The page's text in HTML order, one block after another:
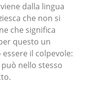
dalla lingua
che non si
che significa
questo un
il colpevole:
nello stesso